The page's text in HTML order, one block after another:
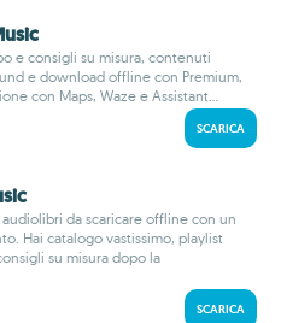
e consigli su misura, contenuti
e download offline con Premium,
con Maps, Waze e Assistant...
SCARICA
audiolibri da scaricare offline con un
Hai catalogo vastissimo, playlist
su misura dopo la
SCARICA